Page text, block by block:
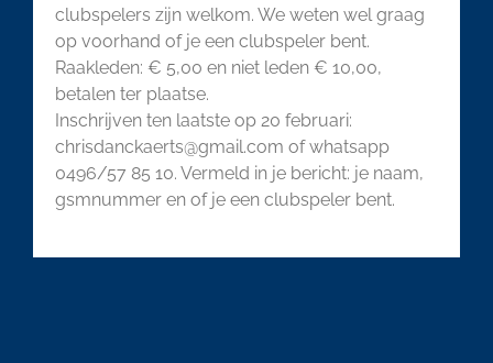
clubspelers zijn welkom. We weten wel graag
op voorhand of je een clubspeler bent.
Raakleden: € 5,00 en niet leden € 10,00,
betalen ter plaatse.
Inschrijven ten laatste op 20 februari:
chrisdanckaerts@gmail.com of whatsapp
0496/57 85 10. Vermeld in je bericht: je naam,
gsmnummer en of je een clubspeler bent.